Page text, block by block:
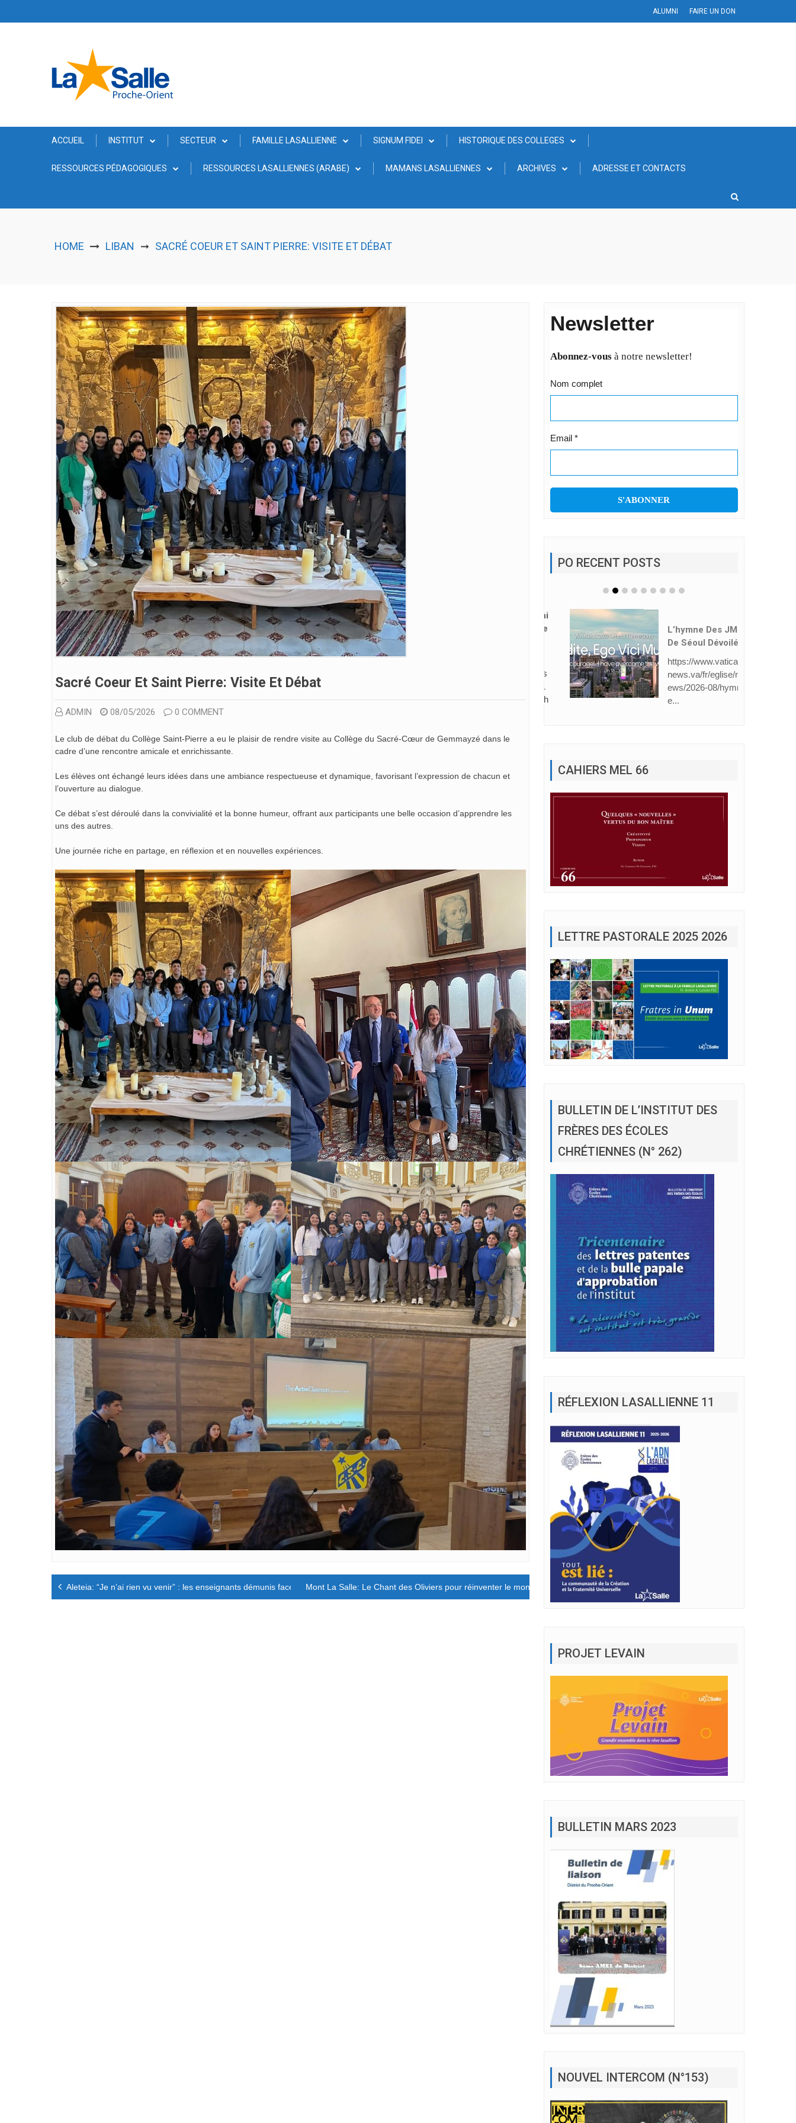
ALUMNI FAIRE UN DON
ACCUEIL INSTITUT SECTEUR FAMILLE LASALLIENNE SIGNUM FIDEI HISTORIQUE DES COLLEGES
RESSOURCES PÉDAGOGIQUES RESSOURCES LASALLIENNES (ARABE) MAMANS LASALLIENNES ARCHIVES ADRESSE ET CONTACTS
HOME LIBAN ➞ SACRÉ COEUR ET SAINT PIERRE: VISITE ET DÉBAT
Sacré Coeur Et Saint Pierre: Visite Et Débat
ADMIN 08/05/2026 0 COMMENT
Le club de débat du Collège Saint-Pierre a eu le plaisir de rendre visite au Collège du Sacré-Cœur de Gemmayzé dans le
cadre d’une rencontre amicale et enrichissante.
Les élèves ont échangé leurs idées dans une ambiance respectueuse et dynamique, favorisant l’expression de chacun et
l’ouverture au dialogue.
Ce débat s’est déroulé dans la convivialité et la bonne humeur, offrant aux participants une belle occasion d’apprendre les
uns des autres.
Une journée riche en partage, en réflexion et en nouvelles expériences.
Navigation
de
Aleteia: “Je n’ai rien vu venir” : les enseignants démunis face à la souffrance des jeunes.Mont La Salle: Le Chant des Oliviers pour réinventer le monde
Newsletter
Abonnez-vousà notre newsletter!
Nom complet
Email *
PO RECENT POSTS
De Séoul Dévoilé
https://www.vatican
news.va/fr/eglise/n
ews/2026-08/hymn
e...
FRÈRES DES ÉCOLES
CHRÉTIENNES (N° 262)